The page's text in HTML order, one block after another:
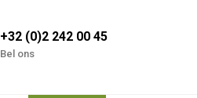
+32 (0)2 242 00 45
Bel ons